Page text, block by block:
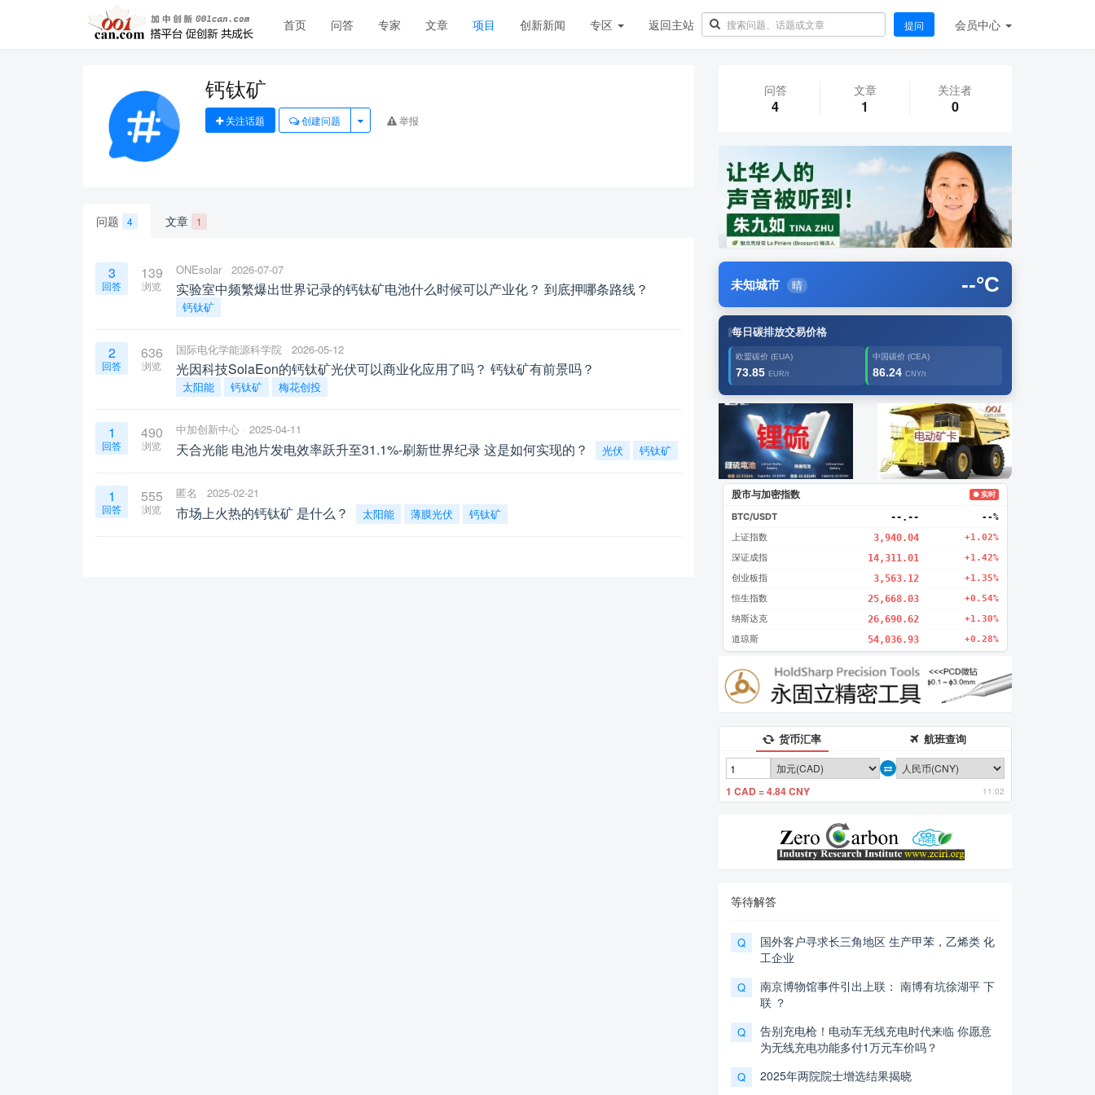
首页 问答 专家 文章 项目 创新新闻 专区 返回主站 提问 会员中心
钙钛矿
关注话题 创建问题 举报
问题 4 文章 1
3
回答
139
浏览
ONEsolar 2026-07-07
实验室中频繁爆出世界记录的钙钛矿电池什么时候可以产业化？ 到底押哪条路线？
钙钛矿
2
回答
636
浏览
国际电化学能源科学院 2026-05-12
光因科技SolaEon的钙钛矿光伏可以商业化应用了吗？ 钙钛矿有前景吗？
太阳能 钙钛矿 梅花创投
1
回答
490
浏览
中加创新中心 2025-04-11
天合光能 电池片发电效率跃升至31.1%-刷新世界纪录 这是如何实现的？ 光伏 钙钛矿
1
回答
555
浏览
匿名 2025-02-21
市场上火热的钙钛矿 是什么？ 太阳能 薄膜光伏 钙钛矿
问答
4
文章
1
关注者
0
未知城市 晴 --°C
每日碳排放交易价格
欧盟碳价 (EUA)
73.85 EUR/t
中国碳价 (CEA)
86.24 CNY/t
广告2 创新
股市与加密指数 ● 实时
BTC/USDT --.-- --%
上证指数 3,940.04 +1.02%
深证成指 14,311.01 +1.42%
创业板指 3,563.12 +1.35%
恒生指数 25,668.03 +0.54%
纳斯达克 26,690.62 +1.30%
道琼斯 54,036.93 +0.28%
货币汇率 航班查询
1 CAD = 4.84 CNY 11:02
等待解答
Q
国外客户寻求长三角地区 生产甲苯，乙烯类 化
工企业
Q
南京博物馆事件引出上联： 南博有坑徐湖平 下
联 ？
Q
告别充电枪！电动车无线充电时代来临 你愿意
为无线充电功能多付1万元车价吗？
Q 2025年两院院士增选结果揭晓